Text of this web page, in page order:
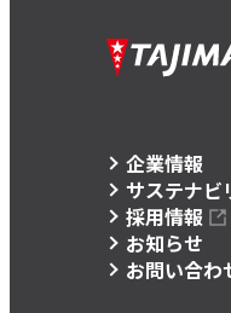
企業情報
サステナビ
採用情報
お知らせ
お問い合わ